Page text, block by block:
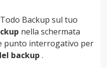
Backup sul tuo
nella schermata
punto interrogativo per
backup .